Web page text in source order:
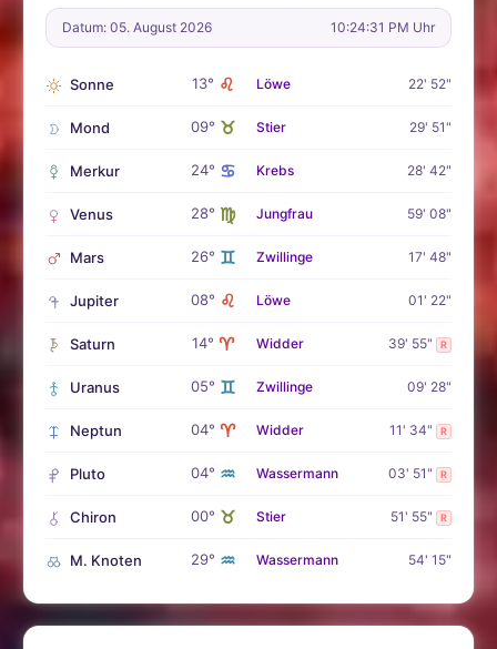
Datum: 05. August 2026 10:24:32 PM Uhr
Sonne 13° ♌ Löwe 22' 52"
Mond 09° ♉ Stier 29' 51"
Merkur 24° ♋ Krebs 28' 42"
Venus 28° ♍ Jungfrau 59' 08"
Mars 26° ♊ Zwillinge 17' 48"
Jupiter 08° ♌ Löwe 01' 22"
Saturn 14° ♈ Widder 39' 55" R
Uranus 05° ♊ Zwillinge 09' 28"
Neptun 04° ♈ Widder 11' 34" R
Pluto 04° ♒ Wassermann 03' 51" R
Chiron 00° ♉ Stier 51' 55" R
M. Knoten 29° ♒ Wassermann 54' 15"